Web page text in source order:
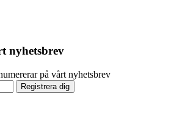
nyhetsbrev
på vårt nyhetsbrev
Registrera dig